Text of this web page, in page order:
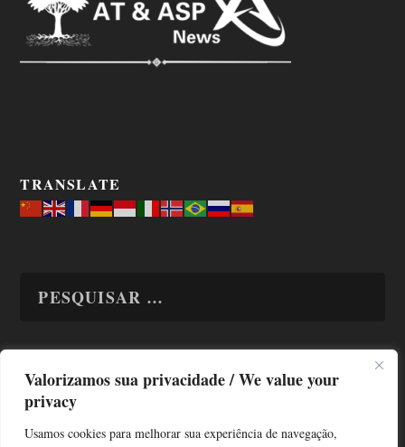
Valorizamos sua privacidade / We value your
privacy
Usamos cookies para melhorar sua experiência de navegação,
TRANSLATE
TODAS OS ASSUNTOS